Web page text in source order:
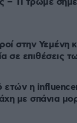
στην Υεμένη
σε επιθέσεις
ετών η
με σπάνια